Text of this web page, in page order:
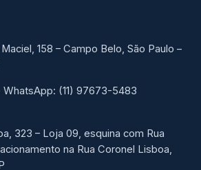
158 – Campo Belo, São Paulo –
WhatsApp: (11) 97673-5483
323 – Loja 09, esquina com Rua
na Rua Coronel Lisboa,